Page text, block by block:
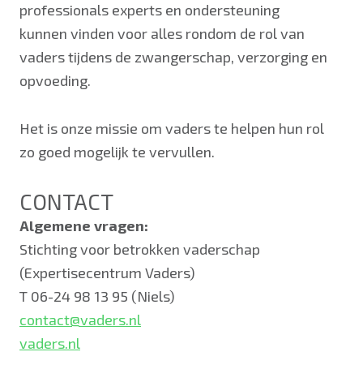
professionals experts en ondersteuning
kunnen vinden voor alles rondom de rol van
vaders tijdens de zwangerschap, verzorging en
opvoeding.
Het is onze missie om vaders te helpen hun rol
zo goed mogelijk te vervullen.
CONTACT
Algemene vragen:
Stichting voor betrokken vaderschap
(Expertisecentrum Vaders)
T 06-24 98 13 95 (Niels)
contact@vaders.nl
vaders.nl